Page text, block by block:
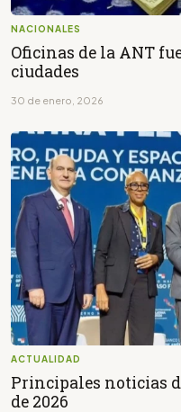
NACIONALES
Oficinas de la ANT
ciudades
30 de enero, 2026
ACTUALIDAD
Principales noticias
de 2026